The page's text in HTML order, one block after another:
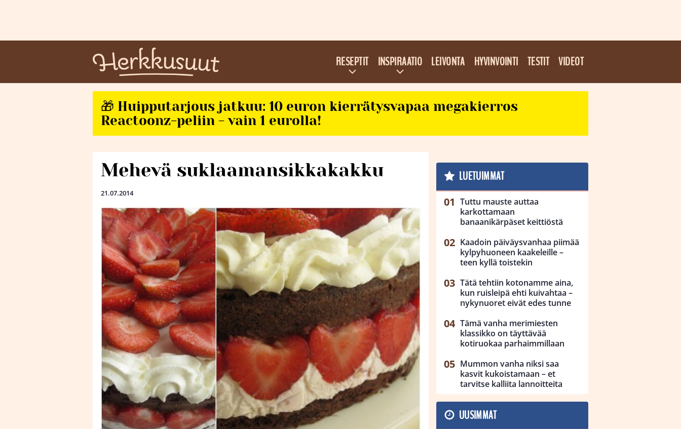
RESEPTIT INSPIRAATIO LEIVONTA HYVINVOINTI TESTIT VIDEOT
🎁 Huipputarjous jatkuu: 10 euron kierrätysvapaa megakierros
Reactoonz-peliin - vain 1 eurolla!
Mehevä suklaamansikkakakku
21.07.2014
LUETUIMMAT
Tuttu mauste auttaa
karkottamaan
banaanikärpäset keittiöstä
Kaadoin päiväysvanhaa piimää
kylpyhuoneen kaakeleille –
teen kyllä toistekin
Tätä tehtiin kotonamme aina,
kun ruisleipä ehti kuivahtaa –
nykynuoret eivät edes tunne
Tämä vanha merimiesten
klassikko on täyttävää
kotiruokaa parhaimmillaan
Mummon vanha niksi saa
kasvit kukoistamaan – et
tarvitse kalliita lannoitteita
UUSIMMAT